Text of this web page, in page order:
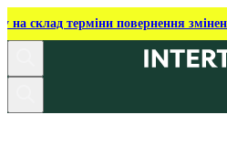
на склад терміни повернення